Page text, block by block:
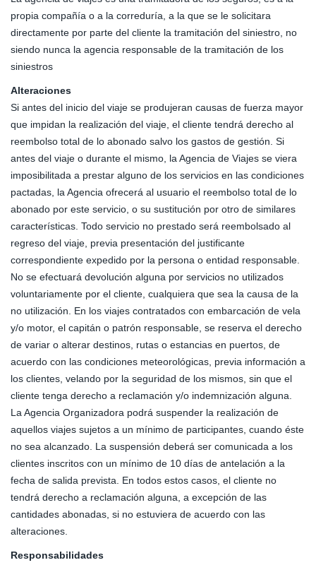
propia compañía o a la correduría, a la que se le solicitara
directamente por parte del cliente la tramitación del siniestro, no
siendo nunca la agencia responsable de la tramitación de los
siniestros
Alteraciones
Si antes del inicio del viaje se produjeran causas de fuerza mayor
que impidan la realización del viaje, el cliente tendrá derecho al
reembolso total de lo abonado salvo los gastos de gestión. Si
antes del viaje o durante el mismo, la Agencia de Viajes se viera
imposibilitada a prestar alguno de los servicios en las condiciones
pactadas, la Agencia ofrecerá al usuario el reembolso total de lo
abonado por este servicio, o su sustitución por otro de similares
características. Todo servicio no prestado será reembolsado al
regreso del viaje, previa presentación del justificante
correspondiente expedido por la persona o entidad responsable.
No se efectuará devolución alguna por servicios no utilizados
voluntariamente por el cliente, cualquiera que sea la causa de la
no utilización. En los viajes contratados con embarcación de vela
y/o motor, el capitán o patrón responsable, se reserva el derecho
de variar o alterar destinos, rutas o estancias en puertos, de
acuerdo con las condiciones meteorológicas, previa información a
los clientes, velando por la seguridad de los mismos, sin que el
cliente tenga derecho a reclamación y/o indemnización alguna.
La Agencia Organizadora podrá suspender la realización de
aquellos viajes sujetos a un mínimo de participantes, cuando éste
no sea alcanzado. La suspensión deberá ser comunicada a los
clientes inscritos con un mínimo de 10 días de antelación a la
fecha de salida prevista. En todos estos casos, el cliente no
tendrá derecho a reclamación alguna, a excepción de las
cantidades abonadas, si no estuviera de acuerdo con las
alteraciones.
Responsabilidades